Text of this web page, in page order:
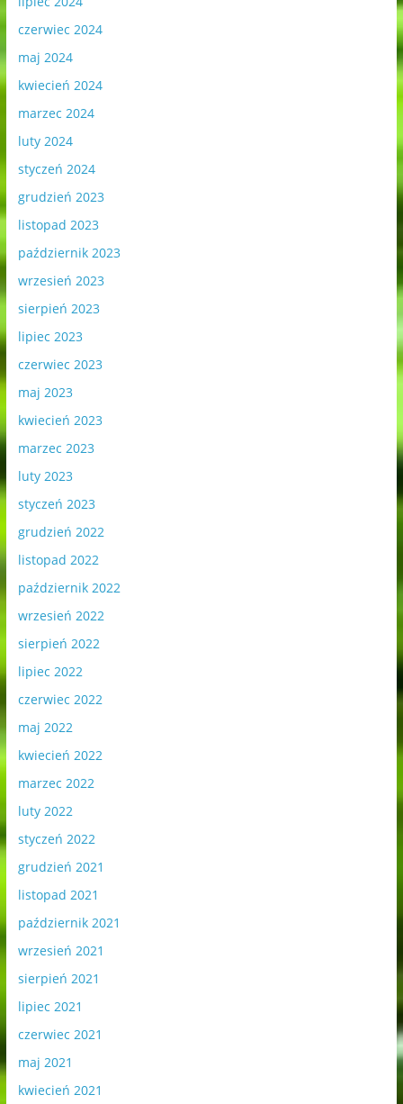
czerwiec 2024
maj 2024
kwiecień 2024
marzec 2024
luty 2024
styczeń 2024
grudzień 2023
listopad 2023
październik 2023
wrzesień 2023
sierpień 2023
lipiec 2023
czerwiec 2023
maj 2023
kwiecień 2023
marzec 2023
luty 2023
styczeń 2023
grudzień 2022
listopad 2022
październik 2022
wrzesień 2022
sierpień 2022
lipiec 2022
czerwiec 2022
maj 2022
kwiecień 2022
marzec 2022
luty 2022
styczeń 2022
grudzień 2021
listopad 2021
październik 2021
wrzesień 2021
sierpień 2021
lipiec 2021
czerwiec 2021
maj 2021
kwiecień 2021